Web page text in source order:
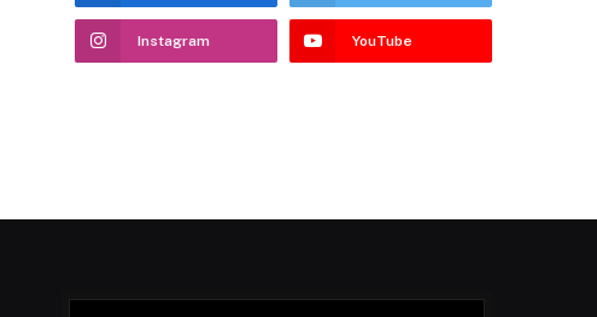
Instagram YouTube